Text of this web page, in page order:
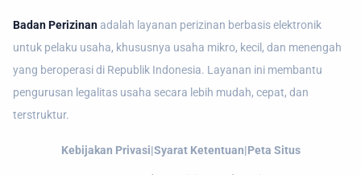
Badan Perizinan adalah layanan perizinan berbasis elektronik
untuk pelaku usaha, khususnya usaha mikro, kecil, dan menengah
yang beroperasi di Republik Indonesia. Layanan ini membantu
pengurusan legalitas usaha secara lebih mudah, cepat, dan
terstruktur.
Kebijakan Privasi|Syarat Ketentuan|Peta Situs